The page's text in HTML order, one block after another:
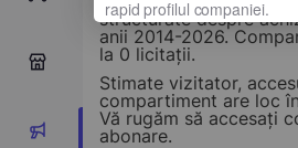
0
0
structurate despre
anii 2014-2026.
la 0 licitații.
Stimate vizitator,
compartiment are loc
Vă rugăm să accesați
abonare.